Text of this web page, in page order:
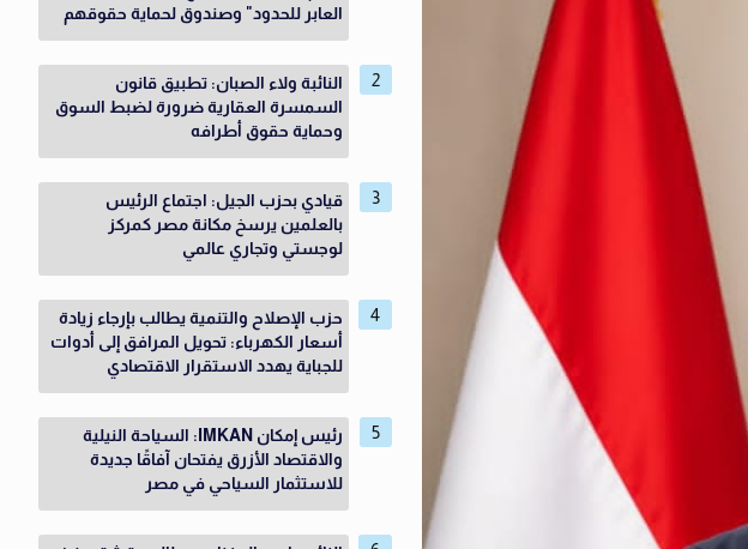
العابر للحدود" وصندوق لحماية حقوقهم
النائبة ولاء الصبان: تطبيق قانون
السمسرة العقارية ضرورة لضبط السوق
وحماية حقوق أطرافه
قيادي بحزب الجيل: اجتماع الرئيس
بالعلمين يرسخ مكانة مصر كمركز
لوجستي وتجاري عالمي
حزب الإصلاح والتنمية يطالب بإرجاء زيادة
أسعار الكهرباء: تحويل المرافق إلى أدوات
للجباية يهدد الاستقرار الاقتصادي
رئيس إمكان IMKAN: السياحة النيلية
والاقتصاد الأزرق يفتحان آفاقًا جديدة
للاستثمار السياحي في مصر